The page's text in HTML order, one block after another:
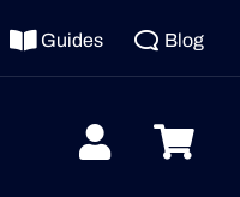
Guides Blog